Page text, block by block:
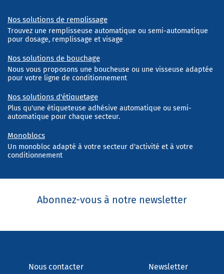
Nos solutions de remplissage
Trouvez une remplisseuse automatique ou semi-automatique
pour dosage, remplissage et visage
Nos solutions de bouchage
Nous vous proposons une boucheuse ou une visseuse adaptée
pour votre ligne de conditionnement
Nos solutions d'étiquetage
Plus qu'une étiqueteuse adhésive automatique ou semi-
automatique pour chaque secteur.
Monoblocs
Un monobloc adapté à votre secteur d'activité et à votre
conditionnement
Abonnez-vous à notre newsletter
Nous contacter Newsletter